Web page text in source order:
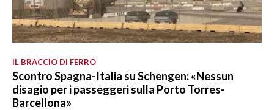
IL BRACCIO DI FERRO
Scontro Spagna-Italia su Schengen: «Nessun
disagio per i passeggeri sulla Porto Torres-
Barcellona»